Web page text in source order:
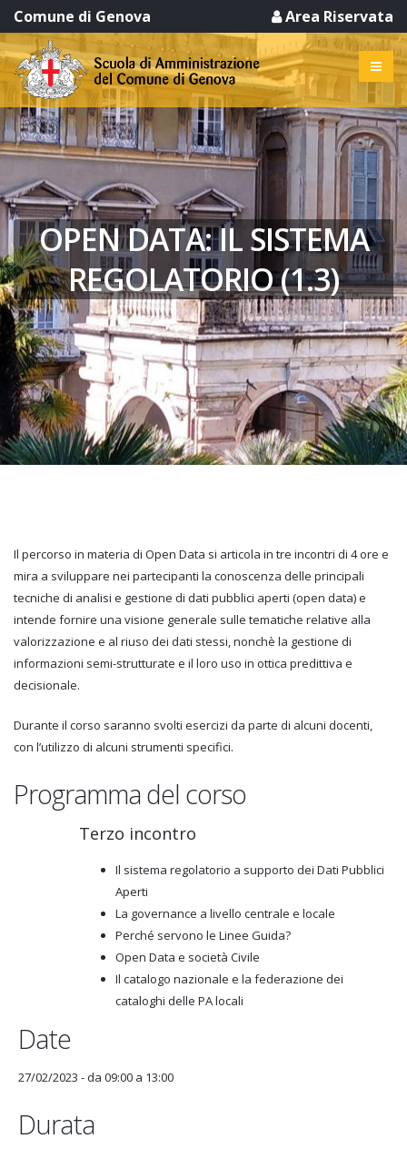
Comune di Genova Area Riservata
OPEN DATA: IL SISTEMA
REGOLATORIO (1.3)
Il percorso in materia di Open Data si articola in tre incontri di 4 ore e
mira a sviluppare nei partecipanti la conoscenza delle principali
tecniche di analisi e gestione di dati pubblici aperti (open data) e
intende fornire una visione generale sulle tematiche relative alla
valorizzazione e al riuso dei dati stessi, nonchè la gestione di
informazioni semi-strutturate e il loro uso in ottica predittiva e
decisionale.
Durante il corso saranno svolti esercizi da parte di alcuni docenti,
con l’utilizzo di alcuni strumenti specifici.
Programma del corso
Terzo incontro
Il sistema regolatorio a supporto dei Dati Pubblici
Aperti
La governance a livello centrale e locale
Perché servono le Linee Guida?
Open Data e società Civile
Il catalogo nazionale e la federazione dei
cataloghi delle PA locali
Date
27/02/2023 -da 09:00 a 13:00
Durata